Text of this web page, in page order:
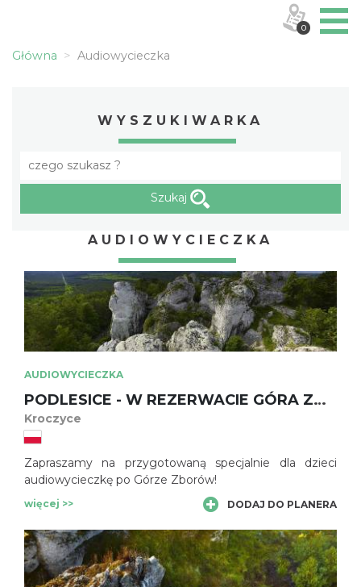
Główna Audiowycieczka
WYSZUKIWARKA
Szukaj
AUDIOWYCIECZKA
AUDIOWYCIECZKA
PODLESICE - W REZERWACIE GÓRA ZBORÓW – DLA DZIECI
Kroczyce
Zapraszamy na przygotowaną specjalnie dla dzieci
audiowycieczkę po Górze Zborów!
więcej >> DODAJ DO PLANERA
0